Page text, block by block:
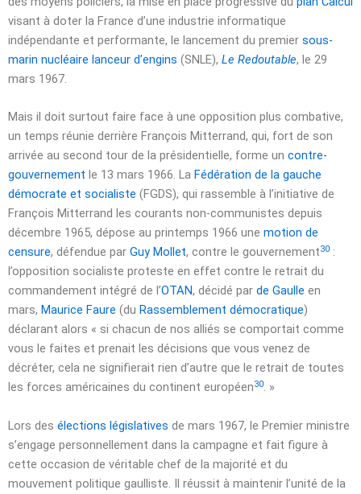
visant à doter la France d’une industrie informatique
indépendante et performante, le lancement du premier sous-
marin nucléaire lanceur d’engins (SNLE), Le Redoutable, le 29
mars 1967.
Mais il doit surtout faire face à une opposition plus combative,
un temps réunie derrière François Mitterrand, qui, fort de son
arrivée au second tour de la présidentielle, forme un contre-
gouvernement le 13 mars 1966. La Fédération de la gauche
démocrate et socialiste (FGDS), qui rassemble à l’initiative de
François Mitterrand les courants non-communistes depuis
décembre 1965, dépose au printemps 1966 une motion de
censure, défendue par Guy Mollet, contre le gouvernement30 :
l’opposition socialiste proteste en effet contre le retrait du
commandement intégré de l’OTAN, décidé par de Gaulle en
mars, Maurice Faure (du Rassemblement démocratique)
déclarant alors « si chacun de nos alliés se comportait comme
vous le faites et prenait les décisions que vous venez de
décréter, cela ne signifierait rien d’autre que le retrait de toutes
les forces américaines du continent européen30. »
Lors des élections législatives de mars 1967, le Premier ministre
s’engage personnellement dans la campagne et fait figure à
cette occasion de véritable chef de la majorité et du
mouvement politique gaulliste. Il réussit à maintenir l’unité de la